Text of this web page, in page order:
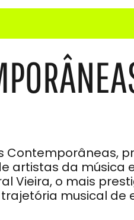
Contemporâneas,
artistas da música
Vieira, o mais
musical de